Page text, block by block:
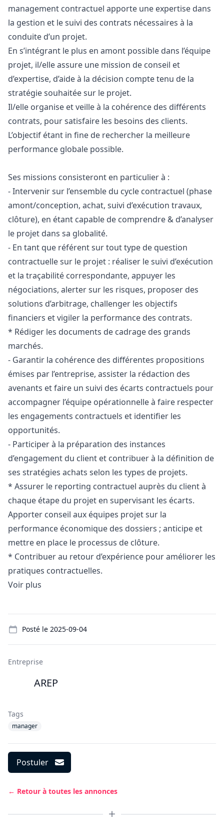
management contractuel apporte une expertise dans
la gestion et le suivi des contrats nécessaires à la
conduite d’un projet.
En s’intégrant le plus en amont possible dans l’équipe
projet, il/elle assure une mission de conseil et
d’expertise, d’aide à la décision compte tenu de la
stratégie souhaitée sur le projet.
Il/elle organise et veille à la cohérence des différents
contrats, pour satisfaire les besoins des clients.
L’objectif étant in fine de rechercher la meilleure
performance globale possible.
Ses missions consisteront en particulier à :
- Intervenir sur l’ensemble du cycle contractuel (phase
amont/conception, achat, suivi d’exécution travaux,
clôture), en étant capable de comprendre & d’analyser
le projet dans sa globalité.
- En tant que référent sur tout type de question
contractuelle sur le projet : réaliser le suivi d’exécution
et la traçabilité correspondante, appuyer les
négociations, alerter sur les risques, proposer des
solutions d’arbitrage, challenger les objectifs
financiers et vigiler la performance des contrats.
* Rédiger les documents de cadrage des grands
marchés.
- Garantir la cohérence des différentes propositions
émises par l’entreprise, assister la rédaction des
avenants et faire un suivi des écarts contractuels pour
accompagner l’équipe opérationnelle à faire respecter
les engagements contractuels et identifier les
opportunités.
- Participer à la préparation des instances
d’engagement du client et contribuer à la définition de
ses stratégies achats selon les types de projets.
* Assurer le reporting contractuel auprès du client à
chaque étape du projet en supervisant les écarts.
Apporter conseil aux équipes projet sur la
performance économique des dossiers ; anticipe et
mettre en place le processus de clôture.
* Contribuer au retour d’expérience pour améliorer les
pratiques contractuelles.
Voir plus
Posté le 2025-09-04
Entreprise
AREP
Tags
manager
Postuler
← Retour à toutes les annonces